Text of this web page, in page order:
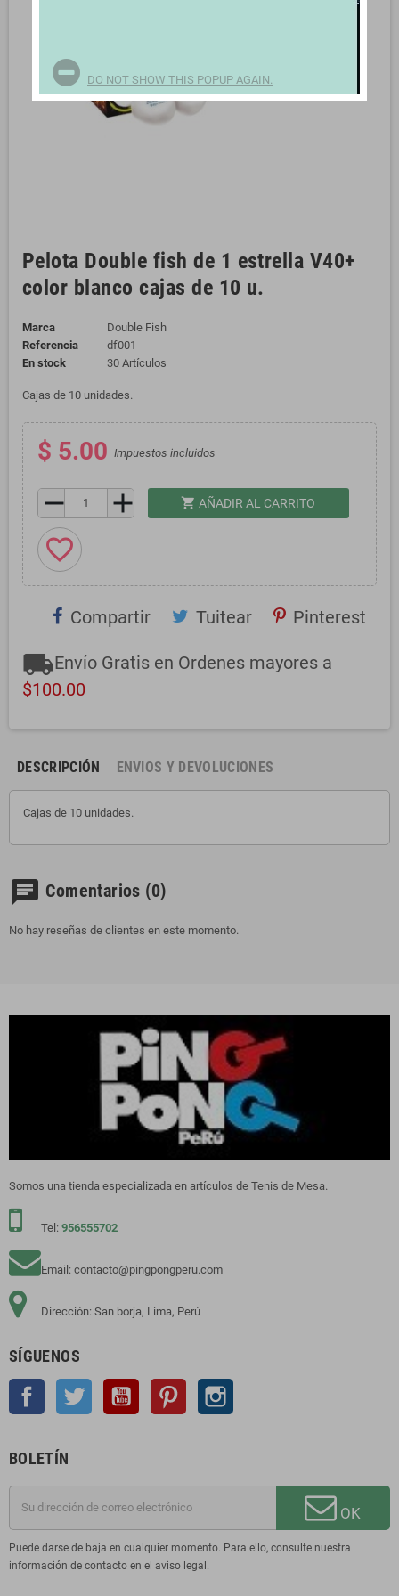
Pelota Double fish de 1 estrella V40+
color blanco cajas de 10 u.
Marca
Double Fish
Referencia
df001
En stock
30 Artículos
Cajas de 10 unidades.
$ 5.00 Impuestos incluidos
remove add shopping_cart AÑADIR AL CARRITO
favorite_border
Compartir Tuitear Pinterest
local_shippingEnvío Gratis en Ordenes mayores a
$100.00
DESCRIPCIÓN ENVIOS Y DEVOLUCIONES
Cajas de 10 unidades.
chat Comentarios (0)
No hay reseñas de clientes en este momento.
Somos una tienda especializada en artículos de Tenis de Mesa.
Tel: 956555702
Email: contacto@pingpongperu.com
Dirección: San borja, Lima, Perú
SÍGUENOS
Facebook Twitter YouTube Pinterest
BOLETÍN
OK
Puede darse de baja en cualquier momento. Para ello, consulte nuestra
información de contacto en el aviso legal.
DO NOT SHOW THIS POPUP AGAIN.